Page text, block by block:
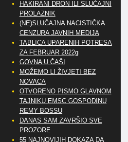
HAKIRANI DRON ILI SLUČAJNI
PROLAZNIK
(NE)SLUČAJNA NACISTIČKA
CENZURA JAVNIH MEDIJA
TABLICA UPARENIH POTRESA
ZA FEBRUAR 2022g
GOVNA U ČAŠI
MOŽEMO LI ŽIVJETI BEZ
NOVACA
OTVORENO PISMO GLAVNOM
TAJNIKU EMSC GOSPODINU
REMY BOSSU
DANAS SAM ZAVRŠIO SVE
PROZORE
55 NAJNOVIJIH DOKAZA DA